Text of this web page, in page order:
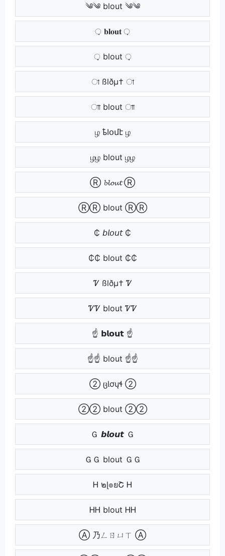
༄༄ blout ༄༄
़ 𝐛𝐥𝐨𝐮𝐭 ़
़़ blout ़़
া ßlðµ† া
াা blout াা
ழ ҍӀօմէ ழ
ழழ blout ழழ
Ⓡ 𝓫𝓵𝓸𝓾𝓽 Ⓡ
ⓇⓇ blout ⓇⓇ
₵ 𝘣𝘭𝘰𝘶𝘵 ₵
₵₵ blout ₵₵
Ꮴ ßlðµ† Ꮴ
ᏤᏤ blout ᏤᏤ
☝ 𝗯𝗹𝗼𝘂𝘁 ☝
☝☝ blout ☝☝
② ცƖơųɬ ②
②② blout ②②
Ｇ 𝙗𝙡𝙤𝙪𝙩 Ｇ
ＧＧ blout ＧＧ
Ꮋ ๒ɭ๏ยՇ Ꮋ
ᎻᎻ blout ᎻᎻ
Ⓐ 乃ㄥㄖㄩㄒ Ⓐ